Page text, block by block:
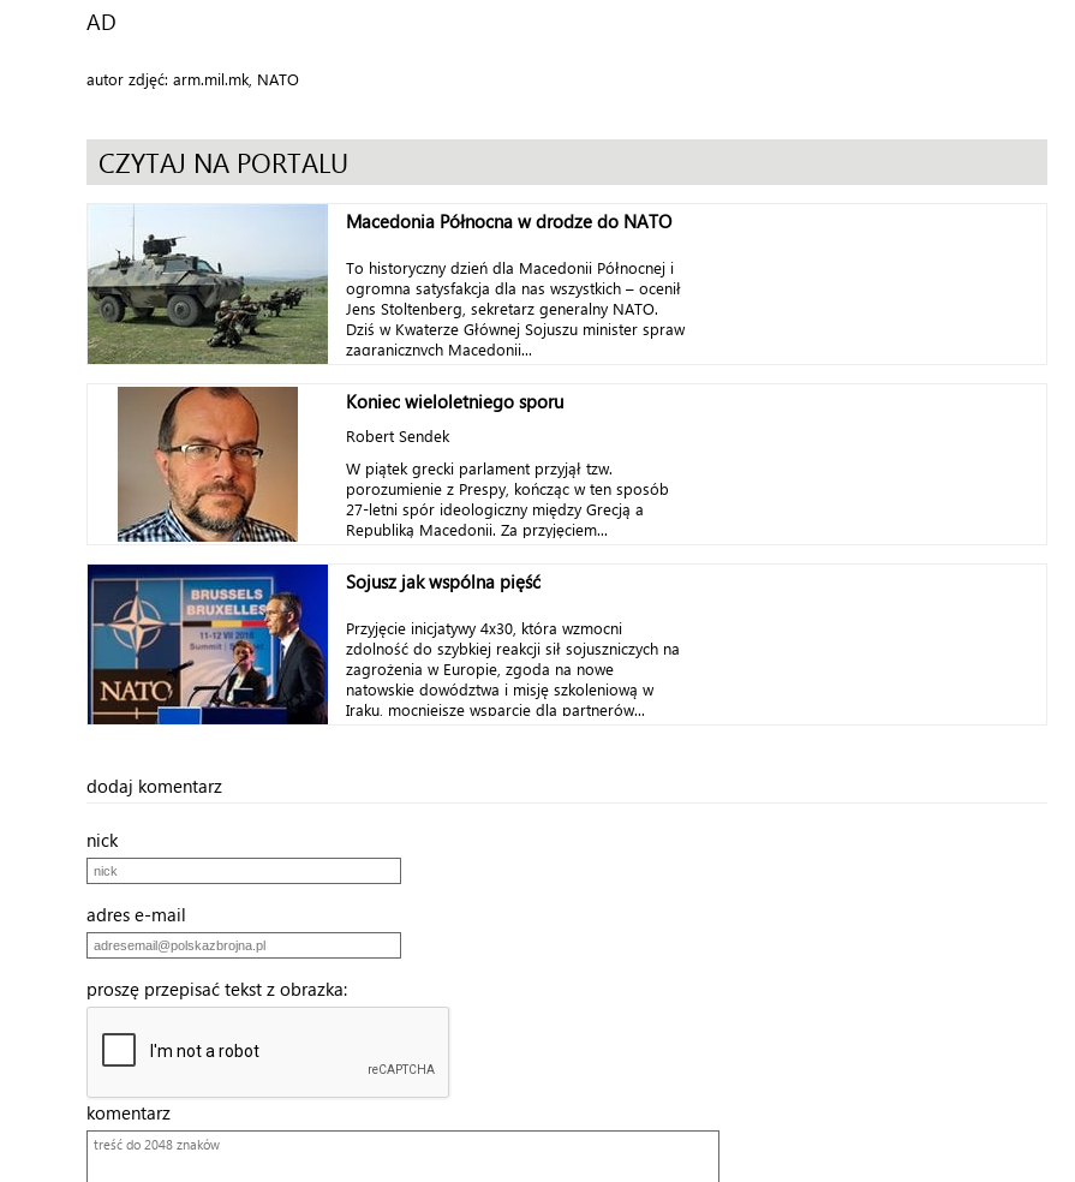
AD
autor zdjęć: arm.mil.mk, NATO
CZYTAJ NA PORTALU
Macedonia Północna w drodze do NATO
To historyczny dzień dla Macedonii Północnej i
ogromna satysfakcja dla nas wszystkich – ocenił
Jens Stoltenberg, sekretarz generalny NATO.
Dziś w Kwaterze Głównej Sojuszu minister spraw
zagranicznych Macedonii...
Koniec wieloletniego sporu
Robert Sendek
W piątek grecki parlament przyjął tzw.
porozumienie z Prespy, kończąc w ten sposób
27-letni spór ideologiczny między Grecją a
Republiką Macedonii. Za przyjęciem...
Sojusz jak wspólna pięść
Przyjęcie inicjatywy 4x30, która wzmocni
zdolność do szybkiej reakcji sił sojuszniczych na
zagrożenia w Europie, zgoda na nowe
natowskie dowództwa i misję szkoleniową w
Iraku, mocniejsze wsparcie dla partnerów...
dodaj komentarz
nick
adres e-mail
proszę przepisać tekst z obrazka:
komentarz